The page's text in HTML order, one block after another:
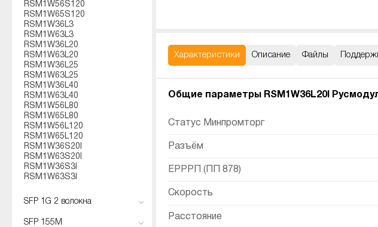
RSM1W56S120
RSM1W65S120
RSM1W36L3
RSM1W63L3
RSM1W36L20
RSM1W63L20
RSM1W36L25
RSM1W63L25
RSM1W36L40
RSM1W63L40
RSM1W56L80
RSM1W65L80
RSM1W56L120
RSM1W65L120
RSM1W36S20I
RSM1W63S20I
RSM1W36S3I
RSM1W63S3I
SFP 1G 2 волокна
SFP 155M
Характеристики Описание Файлы
Общие параметры RSM1W36L20I
Статус Минпромторг
Разъём
ЕРРРП (ПП 878)
Скорость
Расстояние